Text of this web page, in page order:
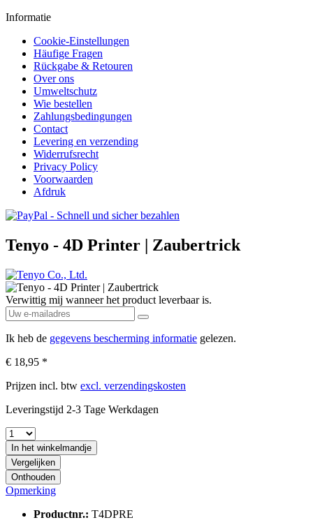
Informatie
Cookie-Einstellungen
Häufige Fragen
Rückgabe & Retouren
Over ons
Umweltschutz
Wie bestellen
Zahlungsbedingungen
Contact
Levering en verzending
Widerrufsrecht
Privacy Policy
Voorwaarden
Afdruk
Tenyo - 4D Printer | Zaubertrick
Verwittig mij wanneer het product leverbaar is.
Ik heb de gegevens bescherming informatie gelezen.
€ 18,95 *
Prijzen incl. btw excl. verzendingskosten
Leveringstijd 2-3 Tage Werkdagen
In het winkelmandje
Vergelijken
Onthouden
Opmerking
Productnr.: T4DPRE